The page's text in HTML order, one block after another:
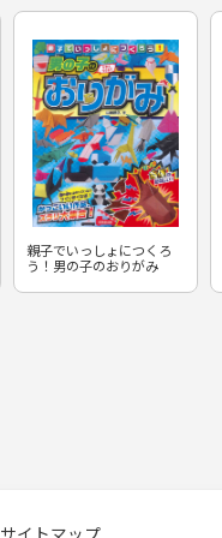
親子でいっしょにつくろ
う！男の子のおりがみ
サイトマップ